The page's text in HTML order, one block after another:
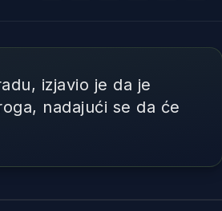
izjavio je da je
nadajući se da će